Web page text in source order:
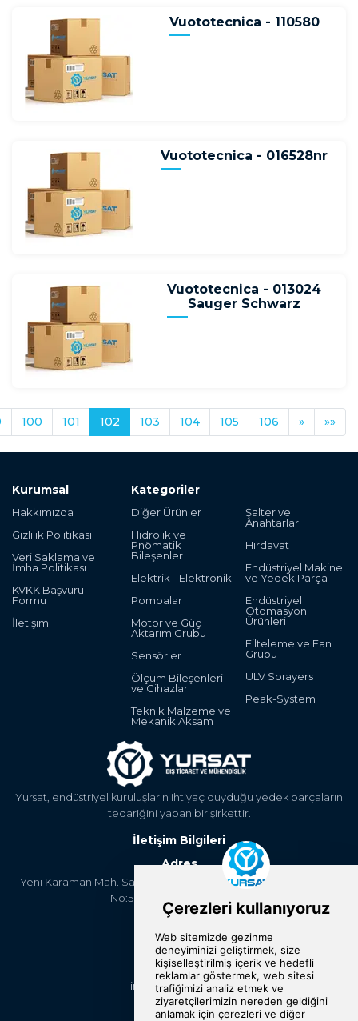
Vuototecnica - 110580
Vuototecnica - 016528nr
Vuototecnica - 013024
Sauger Schwarz
100 101 102 103 104 105 106 » »»
Yursat, endüstriyel kuruluşların ihtiyaç duyduğu yedek parçaların
tedariğini yapan bir şirkettir.
Kurumsal
Hakkımızda
Gizlilik Politikası
Veri Saklama ve
İmha Politikası
KVKK Başvuru
Formu
İletişim
Kategoriler
Diğer Ürünler
Hidrolik ve
Pnömatik
Bileşenler
Elektrik - Elektronik
Pompalar
Motor ve Güç
Aktarım Grubu
Sensörler
Ölçüm Bileşenleri
ve Cihazları
Teknik Malzeme ve
Mekanik Aksam
Şalter ve
Anahtarlar
Hırdavat
Endüstriyel Makine
ve Yedek Parça
Endüstriyel
Otomasyon
Ürünleri
Filteleme ve Fan
Grubu
ULV Sprayers
Peak-System
İletişim Bilgileri
Adres
Yeni Karaman Mah. Sanayi Cad. 4. Kantar Sok. Asya Plaza Kat:5
No:505 Osmangazi/BURSA
+90 224 2400304
E-Posta
info@yursat.com.tr
Bizi Takip Edin